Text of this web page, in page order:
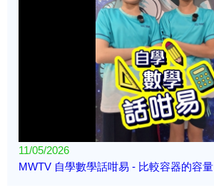
11/05/2026
MWTV 自學數學話咁易 - 比較容器的容量